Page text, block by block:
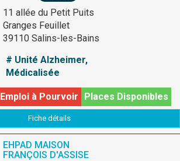
11 allée du Petit Puits
Granges Feuillet
39110 Salins-les-Bains
# Unité Alzheimer,
Médicalisée
Places Disponibles
Emploi à Pourvoir
Fiche détails
EHPAD MAISON
FRANÇOIS D'ASSISE